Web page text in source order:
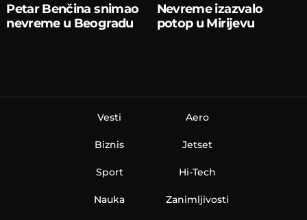
Petar Benčina snimao
nevreme u Beogradu
Nevreme izazvalo
potop u Mirijevu
Vesti
Biznis
Sport
Nauka
Aero
Jetset
Hi-Tech
Zanimljivosti